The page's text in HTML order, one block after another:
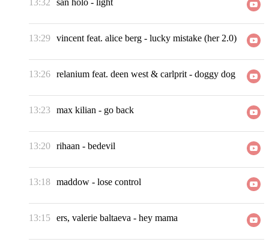
13:32 san holo - light
13:29 vincent feat. alice berg - lucky mistake (her 2.0)
13:26 relanium feat. deen west & carlprit - doggy dog
13:23 max kilian - go back
13:20 rihaan - bedevil
13:18 maddow - lose control
13:15 ers, valerie baltaeva - hey mama